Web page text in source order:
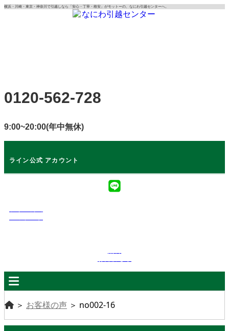
コ
ッ
プ
横浜・川崎・東京・神奈川で引越しなら「安心・丁寧・格安」がモットーの、なにわ引越センターへ。
0120-562-728
9:00~20:00(年中無休)
ライン公式 アカウント
＞ お客様の声 ＞ no002-16